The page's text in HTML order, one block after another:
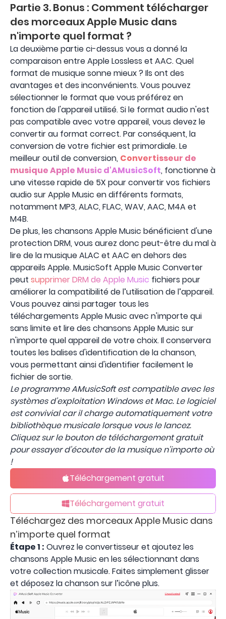
Partie 3. Bonus : Comment télécharger
des morceaux Apple Music dans
n'importe quel format ?
La deuxième partie ci-dessus vous a donné la
comparaison entre Apple Lossless et AAC. Quel
format de musique sonne mieux ? Ils ont des
avantages et des inconvénients. Vous pouvez
sélectionner le format que vous préférez en
fonction de l'appareil utilisé. Si le format audio n'est
pas compatible avec votre appareil, vous devez le
convertir au format correct. Par conséquent, la
conversion de votre fichier est primordiale. Le
meilleur outil de conversion, Convertisseur de
musique Apple Music d'AMusicSoft, fonctionne à
une vitesse rapide de 5X pour convertir vos fichiers
audio sur Apple Music en différents formats,
notamment MP3, ALAC, FLAC, WAV, AAC, M4A et
M4B.
De plus, les chansons Apple Music bénéficient d'une
protection DRM, vous aurez donc peut-être du mal à
lire de la musique ALAC et AAC en dehors des
appareils Apple. MusicSoft Apple Music Converter
peut supprimer DRM de Apple Music fichiers pour
améliorer la compatibilité de l’utilisation de l’appareil.
Vous pouvez ainsi partager tous les
téléchargements Apple Music avec n'importe qui
sans limite et lire des chansons Apple Music sur
n'importe quel appareil de votre choix. Il conservera
toutes les balises d'identification de la chanson,
vous permettant ainsi d'identifier facilement le
fichier de sortie.
Le programme AMusicSoft est compatible avec les
systèmes d'exploitation Windows et Mac. Le logiciel
est convivial car il charge automatiquement votre
bibliothèque musicale lorsque vous le lancez.
Cliquez sur le bouton de téléchargement gratuit
pour essayer d'écouter de la musique n'importe où
!
Téléchargement gratuit
Téléchargement gratuit
Téléchargez des morceaux Apple Music dans
n’importe quel format
Étape 1 : Ouvrez le convertisseur et ajoutez les
chansons Apple Music en les sélectionnant dans
votre collection musicale. Faites simplement glisser
et déposez la chanson sur l’icône plus.